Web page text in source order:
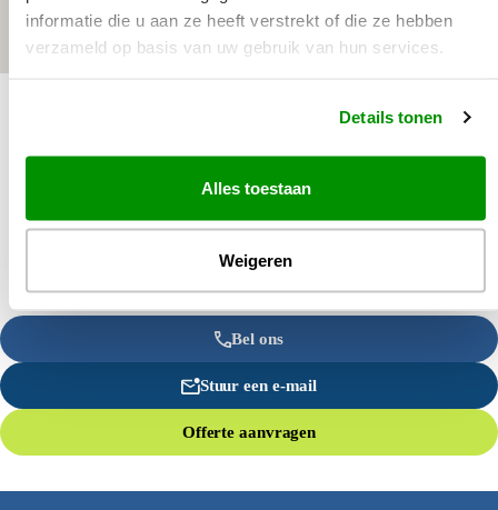
informatie die u aan ze heeft verstrekt of die ze hebben
verzameld op basis van uw gebruik van hun services.
Details tonen
Alles toestaan
Weigeren
Bel ons
Stuur een e-mail
Offerte aanvragen